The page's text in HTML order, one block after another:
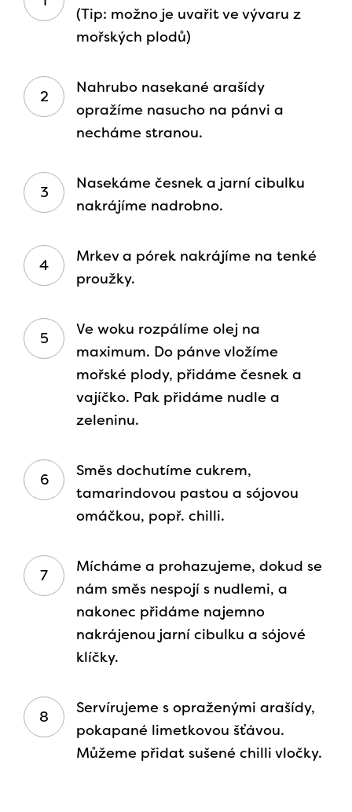
(Tip: možno je uvařit ve vývaru z
mořských plodů)
Nahrubo nasekané arašídy
opražíme nasucho na pánvi a
necháme stranou.
Nasekáme česnek a jarní cibulku
nakrájíme nadrobno.
Mrkev a pórek nakrájíme na tenké
proužky.
Ve woku rozpálíme olej na
maximum. Do pánve vložíme
mořské plody, přidáme česnek a
vajíčko. Pak přidáme nudle a
zeleninu.
Směs dochutíme cukrem,
tamarindovou pastou a sójovou
omáčkou, popř. chilli.
Mícháme a prohazujeme, dokud se
nám směs nespojí s nudlemi, a
nakonec přidáme najemno
nakrájenou jarní cibulku a sójové
klíčky.
Servírujeme s opraženými arašídy,
pokapané limetkovou šťávou.
Můžeme přidat sušené chilli vločky.